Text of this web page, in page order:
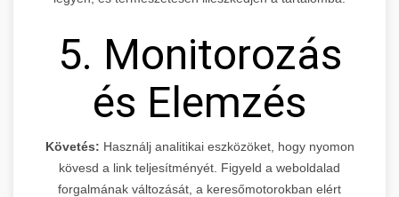
5. Monitorozás
és Elemzés
Követés: Használj analitikai eszközöket, hogy nyomon
kövesd a link teljesítményét. Figyeld a weboldalad
forgalmának változását, a keresőmotorokban elért